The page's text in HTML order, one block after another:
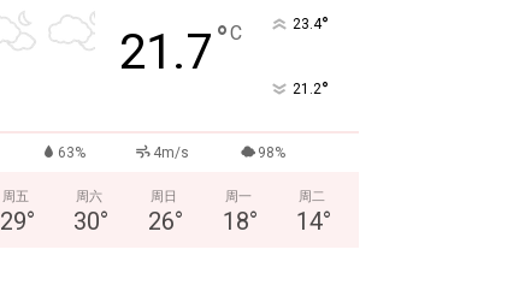
21.7°C 23.4°
21.2°
63% 4m/s 98%
周五
29°
周六
30°
周日
26°
周一
18°
周二
14°